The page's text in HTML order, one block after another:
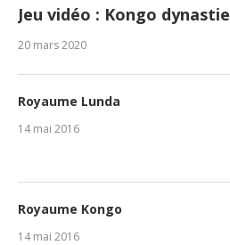
Jeu vidéo : Kongo dynastie
20 mars 2020
Royaume Lunda
14 mai 2016
Royaume Kongo
14 mai 2016